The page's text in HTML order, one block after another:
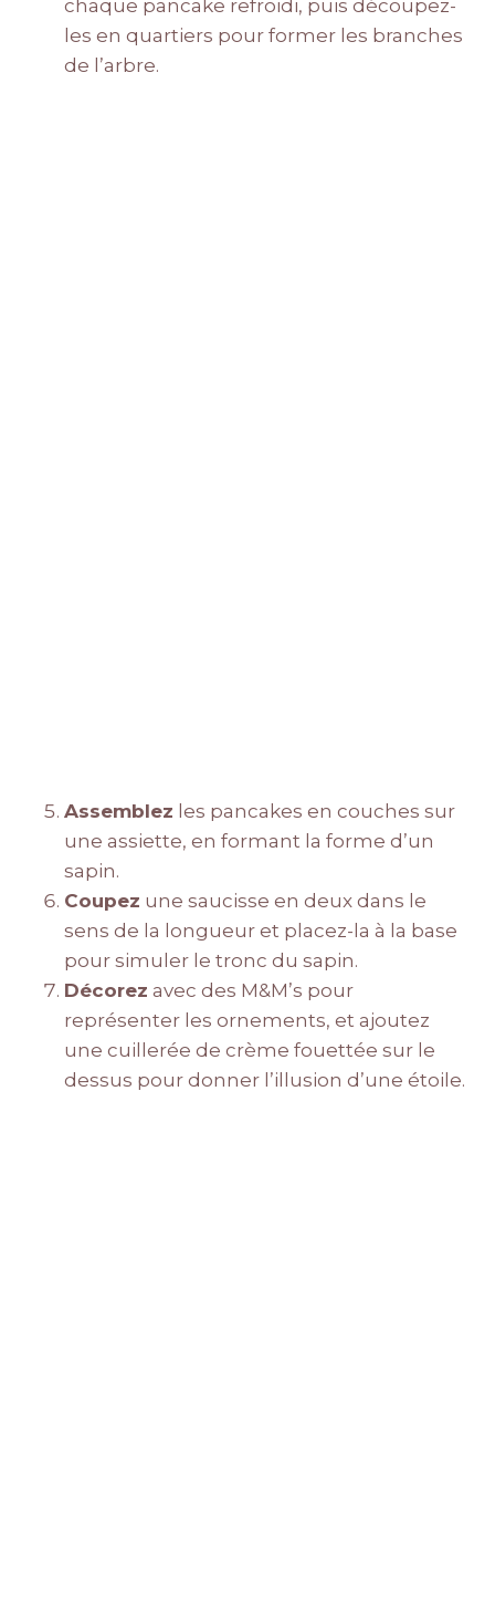
chaque pancake refroidi, puis découpez-
les en quartiers pour former les branches
de l’arbre.
Assemblez les pancakes en couches sur
une assiette, en formant la forme d’un
sapin.
Coupez une saucisse en deux dans le
sens de la longueur et placez-la à la base
pour simuler le tronc du sapin.
Décorez avec des M&M’s pour
représenter les ornements, et ajoutez
une cuillerée de crème fouettée sur le
dessus pour donner l’illusion d’une étoile.